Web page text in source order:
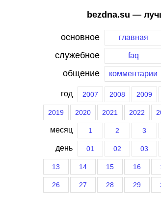
bezdna.su —
основное главная
служебное faq
общение комментарии
год 2007 2008 2009
2019 2020 2021 2022
месяц 1 2 3
день 01 02 03
13 14 15 16
26 27 28 29